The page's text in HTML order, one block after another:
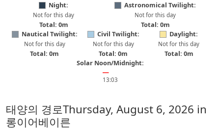
Night:
Not for this day
Total: 0m
Astronomical Twilight:
Not for this day
Total: 0m
Nautical Twilight:
Not for this day
Total: 0m
Civil Twilight:
Not for this day
Total: 0m
Daylight:
Not for this day
Total: 0m
Solar Noon/Midnight:
━
13:03
태양의 경로Thursday, August 6, 2026 in
롱이어베이른